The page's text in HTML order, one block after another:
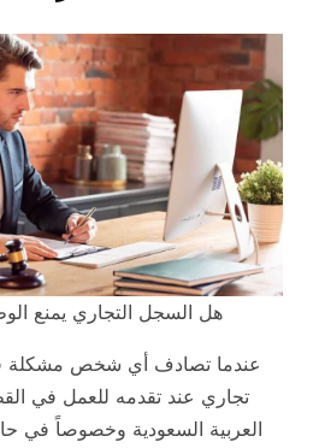
هل السجل التجاري يمنع
عندما تصادف أي شخص مشكلة
تجاري عند تقدمه للعمل في
العربية السعودية وخصوصاً في